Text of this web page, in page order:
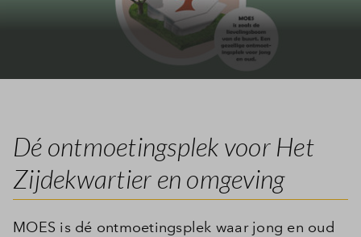
Dé ontmoetingsplek voor Het
Zijdekwartier en omgeving
MOES is dé ontmoetingsplek waar jong en oud